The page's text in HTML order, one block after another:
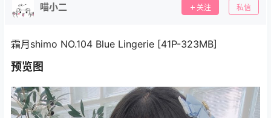
喵小二 关注 私信
霜月shimo NO.104 Blue Lingerie [41P-323MB]
预览图